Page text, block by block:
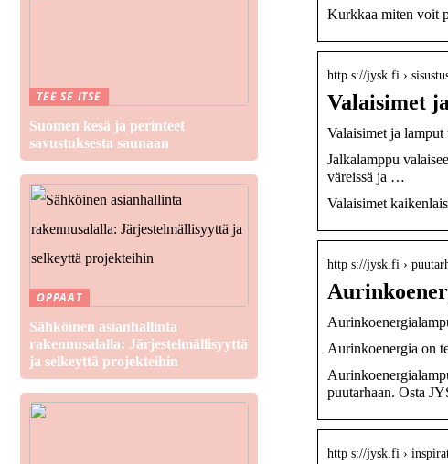
Kurkkaa miten voit
http s://jysk.fi ›
Valaisimet
Valaisimet ja
Jalkalamppu
väreissä ja …
Valaisimet
http s://jysk.fi ›
Aurinkoenergia on
puutarhaan. Osta
http s://jysk.fi ›
TEE SE ITSE
Suomen kesä ja perinteet
savustuksesta saunaan
OPPAAT
Sähköinen asianhallinta
rakennusalalla: Järjestelmällisyyttä
ja selkeyttä projekteihin